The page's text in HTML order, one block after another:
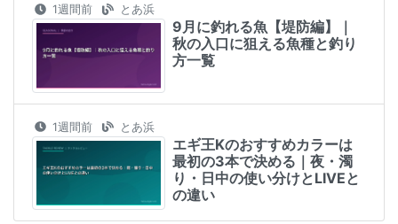
1週間前 とあ浜
9月に釣れる魚【堤防編】｜
秋の入口に狙える魚種と釣り
方一覧
1週間前 とあ浜
エギ王Kのおすすめカラーは
最初の3本で決める｜夜・濁
り・日中の使い分けとLIVEと
の違い